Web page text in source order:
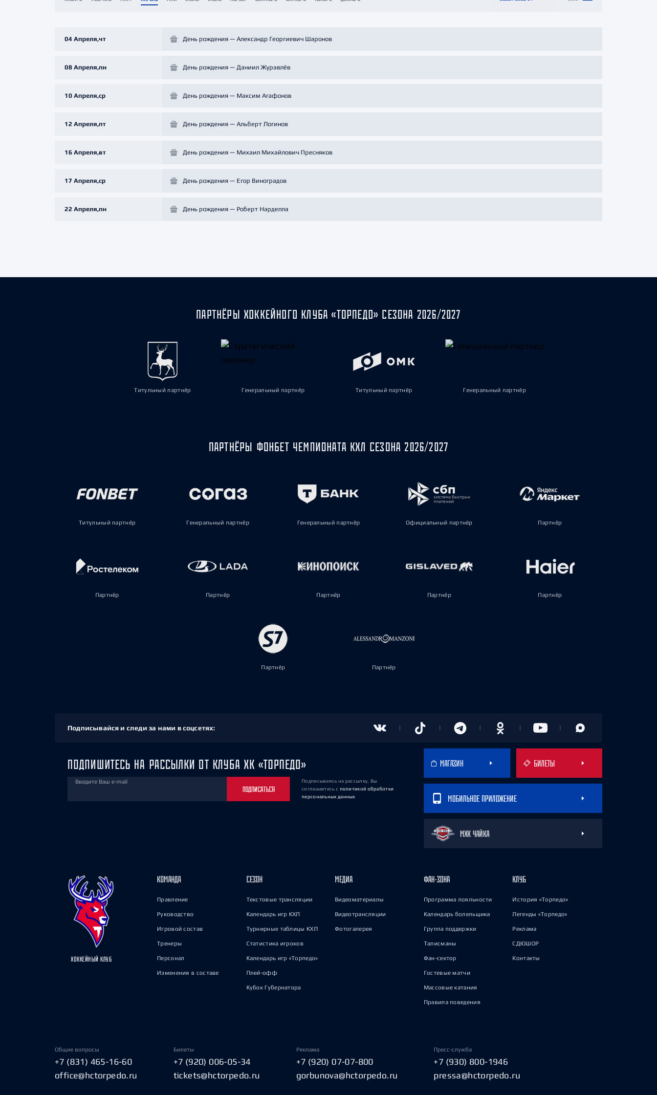
Локомотив
Салават Юлаев
04 Апреля,чт День рождения — Александр Георгиевич Шаронов
08 Апреля,пн День рождения — Даниил Журавлёв
10 Апреля,ср День рождения — Максим Агафонов
12 Апреля,пт День рождения — Альберт Логинов
16 Апреля,вт День рождения — Михаил Михайлович Пресняков
17 Апреля,ср День рождения — Егор Виноградов
22 Апреля,пн День рождения — Роберт Нарделла
ПАРТНЁРЫ ХОККЕЙНОГО КЛУБА «ТОРПЕДО» СЕЗОНА 2026/2027
Титульный партнёр Генеральный партнёр Титульный партнёр Генеральный партнёр
ПАРТНЁРЫ ФОНБЕТ ЧЕМПИОНАТА КХЛ СЕЗОНА 2026/2027
Титульный партнёр Генеральный партнёр Генеральный партнёр Официальный партнёр Партнёр
Партнёр Партнёр Партнёр Партнёр Партнёр
Партнёр Партнёр
Подписывайся и следи за нами в соцсетях:
ПОДПИШИТЕСЬ НА РАССЫЛКИ ОТ КЛУБА ХК «ТОРПЕДО»
Введите Ваш e-mail
ПОДПИСАТЬСЯ
Подписываясь на рассылку, Вы
соглашаетесь с политикой обработки
персональных данных
МАГАЗИН БИЛЕТЫ
МОБИЛЬНОЕ ПРИЛОЖЕНИЕ
МХК ЧАЙКА
ХОККЕЙНЫЙ КЛУБ
КОМАНДА
Правление
Руководство
Игровой состав
Тренеры
Персонал
Изменения в составе
СЕЗОН
Текстовые трансляции
Календарь игр КХЛ
Турнирные таблицы КХЛ
Статистика игроков
Календарь игр «Торпедо»
Плей-офф
Кубок Губернатора
МЕДИА
Видеоматериалы
Видеотрансляции
Фотогалерея
ФАН-ЗОНА
Программа лояльности
Календарь болельщика
Группа поддержки
Талисманы
Фан-сектор
Гостевые матчи
Массовые катания
Правила поведения
КЛУБ
История «Торпедо»
Легенды «Торпедо»
Реклама
СДЮШОР
Контакты
Общие вопросы
+7 (831) 465-16-60
office@hctorpedo.ru
Билеты
+7 (920) 006-05-34
tickets@hctorpedo.ru
Реклама
+7 (920) 07-07-800
gorbunova@hctorpedo.ru
Пресс-служба
+7 (930) 800-1946
pressa@hctorpedo.ru